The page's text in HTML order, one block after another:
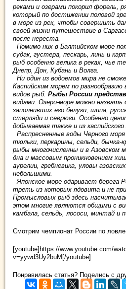
реками и озерами покорил форель,
который по достижении половой
в море из рек, чтобы совершить
своей жизни путешествие в
после нереста.
Помимо них в Балтийском море
судак, густера, пескарь, линь и
рыб особенно велика в реках, чье
Днепр, Дон, Кубань и Волга.
Ни один из водоемов мира не
Каспийским морем по
видов рыб. Рыбы России
видами. Озеро-море можно назвать
заполнивших его белуги, шипа,
стерляди и севрюги. Особенно
добываемая также и из каспийского
Распресненные воды Черного
тюльки, перкарины, сельди, бычка-
рыбы многочисленны и в Азовском
дна и массовым проникновением
аурелии, гребневика, уловы
небольшими.
Японское море одаривает берега
треть из которых ядовита и не
Промысловых рыб здесь
этом многие являются общими с
камбала, сельдь, лососи, минтай и
Смотрим чемпионат России по
[youtube]https://www.youtube.com/
v=yywd3Uy2buM[/youtube]
Понравилась статья? Поделись с